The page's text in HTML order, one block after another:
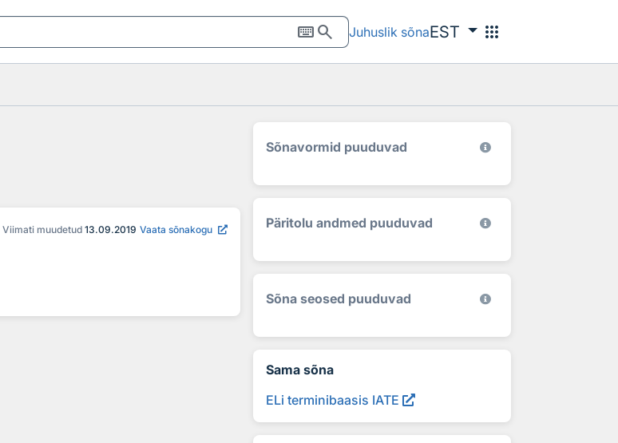
keyboardsearch Juhuslik sõnaEST apps
Viimati muudetud 13.09.2019 Vaata sõnakogu
Sõnavormid puuduvad
Päritolu andmed puuduvad
Sõna seosed puuduvad
Sama sõna
ELi terminibaasis IATE